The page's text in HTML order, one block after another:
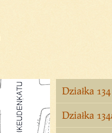
Działka 134
Działka